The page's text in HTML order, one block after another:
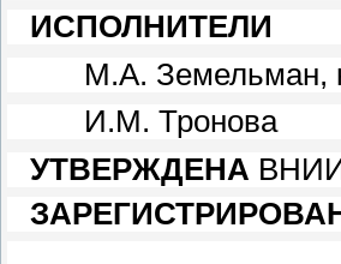
ИСПОЛНИТЕЛИ
М.А. Земельман,
И.М. Тронова
УТВЕРЖДЕНА